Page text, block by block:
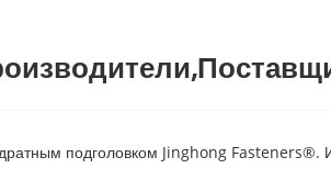
подголовком Jinghong